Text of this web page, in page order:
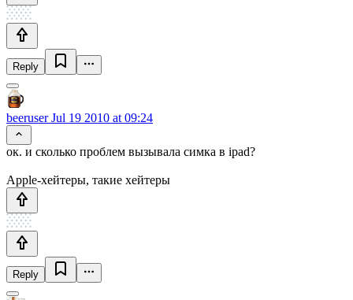
Reply
beeruserJul 19 2010 at 09:24
ок. и сколько проблем вызывала симка в ipad?
Apple-хейтеры, такие хейтеры
Reply